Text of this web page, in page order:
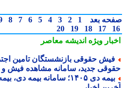
بعد 1
2
3
4
5
6
7
8
9
17
18
19
20
ویژهاندیشه معاصر
جدید، سامانه مشاهده فیش و
بیمه دی ۱۴۰۵؛ سامانه بیمه